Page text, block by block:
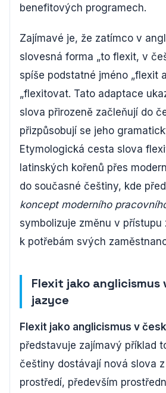
benefitových programech.
Zajímavé je, že zatímco v
slovesná forma „to flexit, v
spíše podstatné jméno „flexit
„flexitovat. Tato adaptace
slova přirozeně začleňují do
přizpůsobují se jeho
Etymologická cesta slova
latinských kořenů přes
do současné češtiny, kde
koncept moderního
symbolizuje změnu v přístupu
k potřebám svých
Flexit jako anglicismus
jazyce
Flexit jako anglicismus v
představuje zajímavý příklad
češtiny dostávají nová slova
prostředí, především